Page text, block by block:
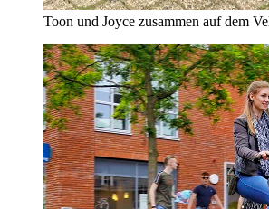
Toon und Joyce zusammen auf dem